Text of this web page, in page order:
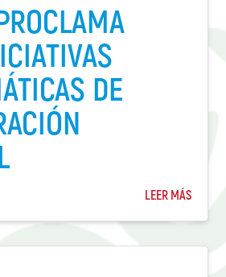
DE
LEER MÁS